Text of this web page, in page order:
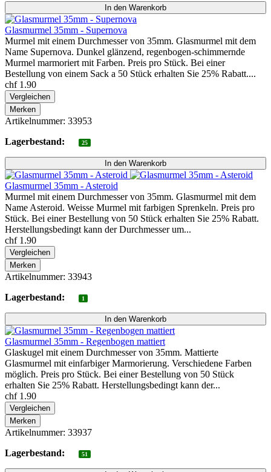
Glasmurmel 35mm - Supernova
Murmel mit einem Durchmesser von 35mm. Glasmurmel mit dem
Name Supernova. Dunkel glänzend, regenbogen-schimmernde
Murmel marmoriert mit Farben. Preis pro Stück. Bei einer
Bestellung von einem Sack a 50 Stück erhalten Sie 25% Rabatt....
chf 1.90
Vergleichen
Merken
Artikelnummer: 33953
Lagerbestand:
25
Glasmurmel 35mm - Asteroid
Murmel mit einem Durchmesser von 35mm. Glasmurmel mit dem
Name Asteroid. Weisse Murmel mit farbigen Sprenkeln. Preis pro
Stück. Bei einer Bestellung von 50 Stück erhalten Sie 25% Rabatt.
Herstellungsbedingt kann der Durchmesser um...
chf 1.90
Vergleichen
Merken
Artikelnummer: 33943
Lagerbestand:
1
Glasmurmel 35mm - Regenbogen mattiert
Glaskugel mit einem Durchmesser von 35mm. Mattierte
Glasmurmel mit einfarbiger Marmorierung. Verschiedene Farben
möglich. Preis pro Stück. Bei einer Bestellung von 50 Stück
erhalten Sie 25% Rabatt. Herstellungsbedingt kann der...
chf 1.90
Vergleichen
Merken
Artikelnummer: 33937
Lagerbestand:
51